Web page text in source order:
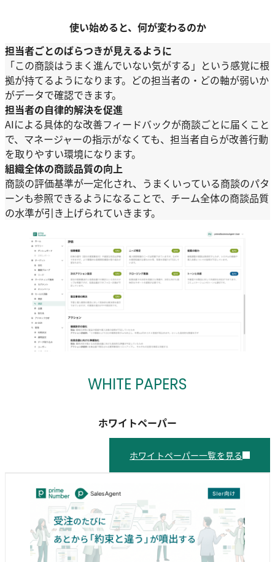
使い始めると、何が変わるのか
担当者ごとのばらつきが見えるように
「この商談はうまく進んでいない気がする」という感覚に根
拠が持てるようになります。どの担当者の・どの軸が弱いか
がデータで確認できます。
担当者の自律的解決を促進
AIによる具体的な改善フィードバックが商談ごとに届くこと
で、マネージャーの指示がなくても、担当者自らが改善行動
を取りやすい環境になります。
組織全体の商談品質の向上
商談の評価基準が一定化され、うまくいっている商談のパタ
ーンも参照できるようになることで、チーム全体の商談品質
の水準が引き上げられていきます。
WHITE PAPERS
ホワイトペーパー
ホワイトペーパー一覧を見る